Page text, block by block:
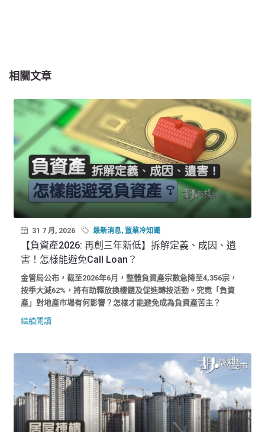
相關文章
31 7 月, 2026 最新消息, 置業冷知識
【負資產2026: 再創三年新低】拆解定義、成因、遺
害！怎樣能避免Call Loan？
金管局公布，截至2026年6月，整體負資產宗數急降至4,356宗，
按季大減62%，將有助釋放換樓鏈及促進轉按活動。究竟「負資
產」對地產市場有何影響？怎樣才能避免成為負資產苦主？
繼續閱讀